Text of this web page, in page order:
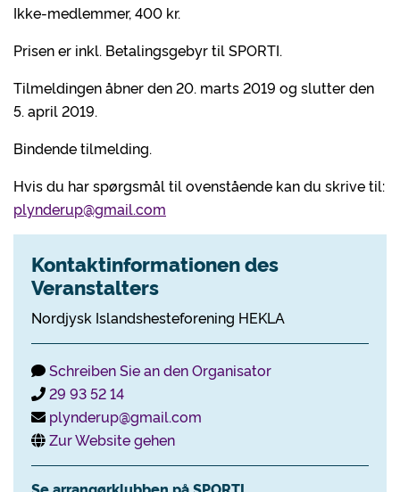
Ikke-medlemmer, 400 kr.
Prisen er inkl. Betalingsgebyr til SPORTI.
Tilmeldingen åbner den 20. marts 2019 og slutter den
5. april 2019.
Bindende tilmelding.
Hvis du har spørgsmål til ovenstående kan du skrive til:
plynderup@gmail.com
Kontaktinformationen des
Veranstalters
Nordjysk Islandshesteforening HEKLA
Schreiben Sie an den Organisator
29 93 52 14
plynderup@gmail.com
Zur Website gehen